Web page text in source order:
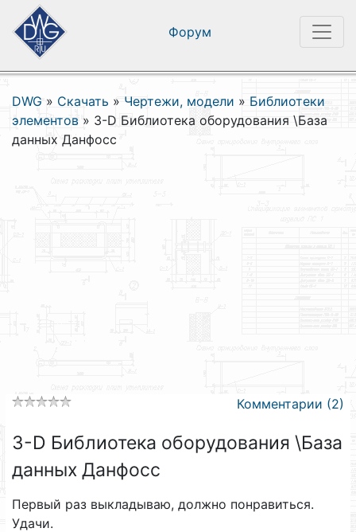
Форум
DWG » Скачать » Чертежи, модели » Библиотеки
элементов » 3-D Библиотека оборудования \База
данных Данфосс
Комментарии (2)
3-D Библиотека оборудования \База
данных Данфосс
Первый раз выкладываю, должно понравиться.
Удачи.